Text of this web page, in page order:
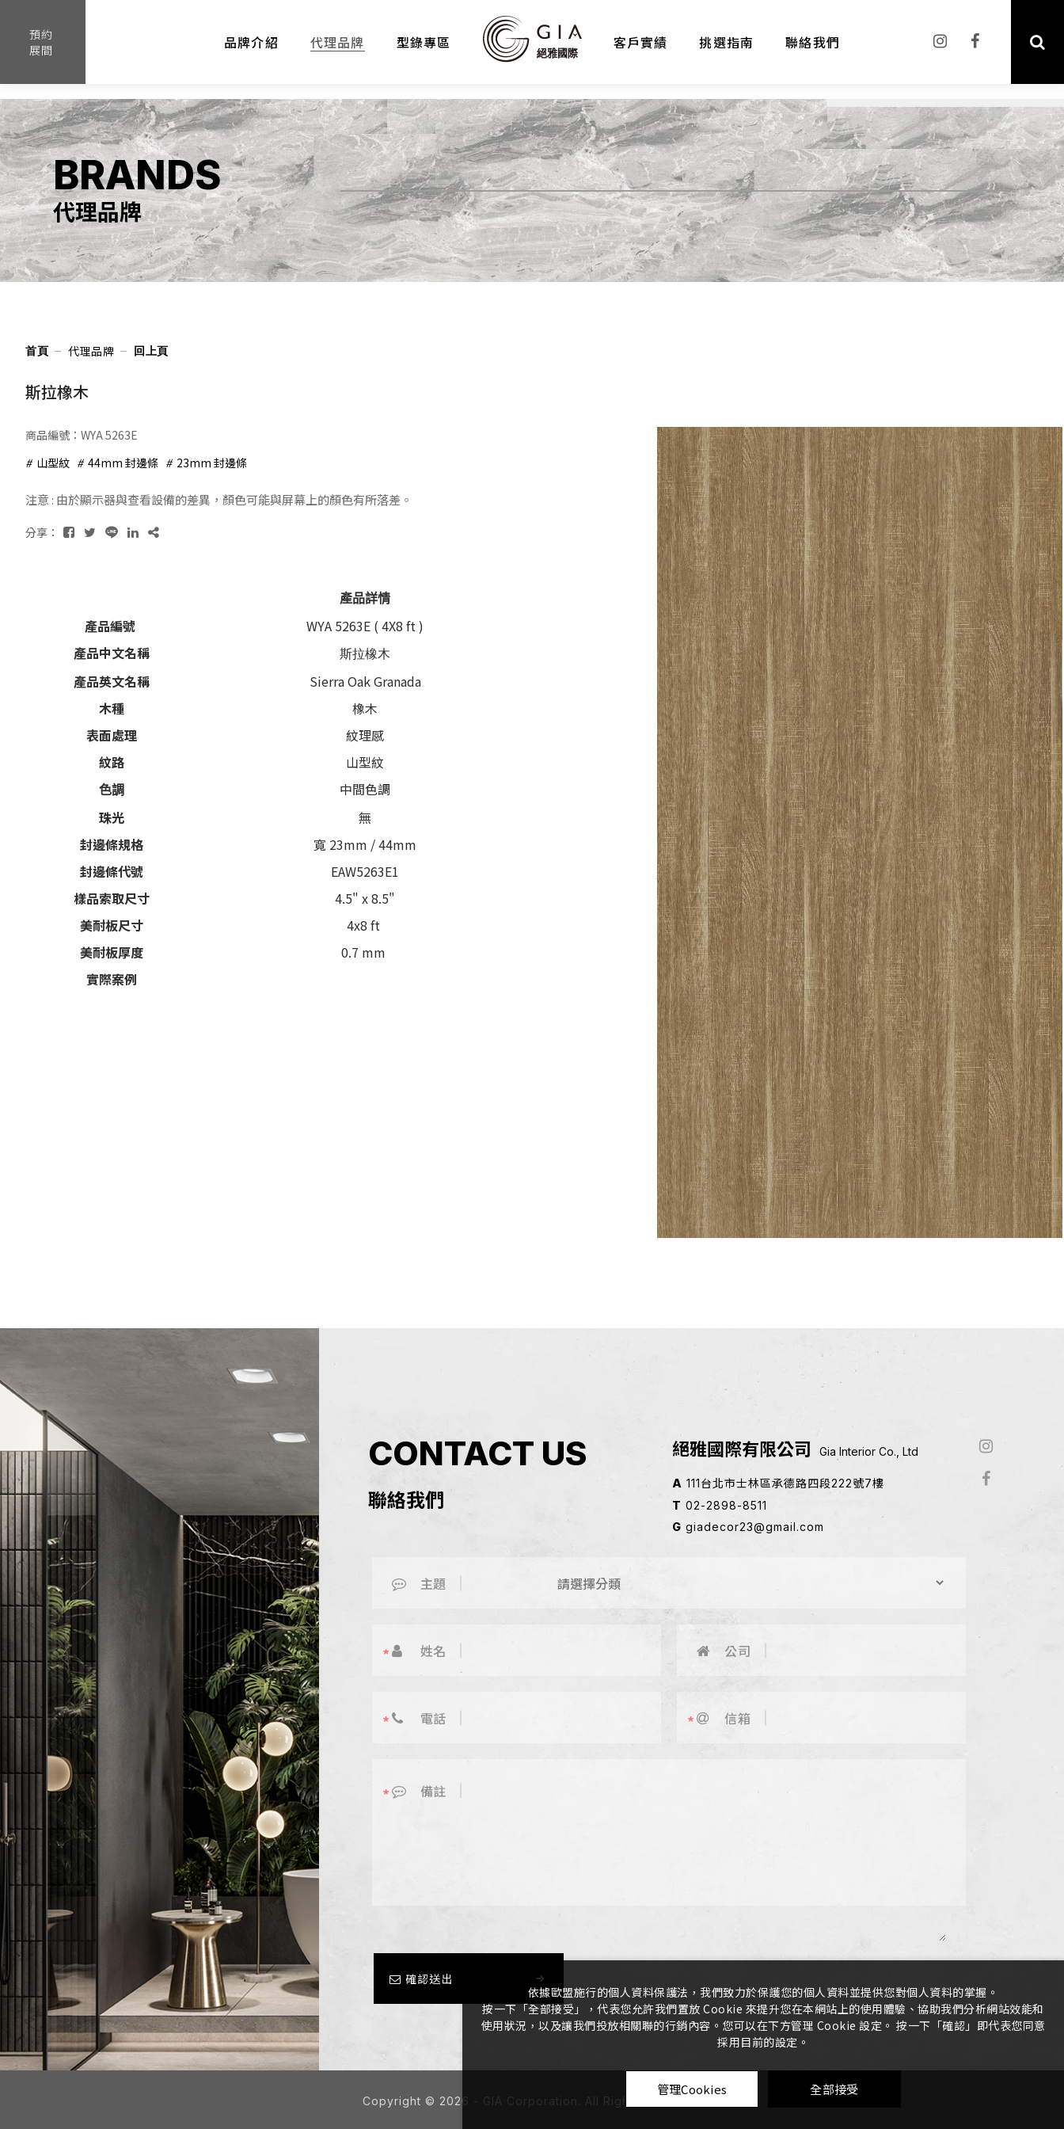
預約
展間
品牌介紹 代理品牌 型錄專區 客戶實績 挑選指南 聯絡我們
BRANDS
代理品牌
首頁 代理品牌 回上頁
斯拉橡木
商品編號：WYA 5263E
山型紋
44mm 封邊條 23mm 封邊條
注意 : 由於顯示器與查看設備的差異，顏色可能與屏幕上的顏色有所落差。
分享：
產品詳情
產品編號
WYA 5263E ( 4X8 ft )
產品中文名稱
斯拉橡木
產品英文名稱
Sierra Oak Granada
木種
橡木
表面處理
紋理感
紋路
山型紋
色調
中間色調
珠光
無
封邊條規格
寬 23mm / 44mm
封邊條代號
EAW5263E1
樣品索取尺寸
4.5" x 8.5"
美耐板尺寸
4x8 ft
美耐板厚度
0.7 mm
實際案例
CONTACT US
聯絡我們
絕雅國際有限公司 Gia Interior Co., Ltd
A 111台北市士林區承德路四段222號7樓
T 02-2898-8511
G giadecor23@gmail.com
主題
姓名 公司
電話 信箱
備註
確認送出
Copyright © 2026 - GIA Corporation. All Rights Reserved
依據歐盟施行的個人資料保護法，我們致力於保護您的個人資料並提供您對個人資料的掌握。
按一下「全部接受」，代表您允許我們置放 Cookie 來提升您在本網站上的使用體驗、協助我們分析網站效能和
使用狀況，以及讓我們投放相關聯的行銷內容。您可以在下方管理 Cookie 設定。 按一下「確認」即代表您同意
採用目前的設定。
管理Cookies 全部接受